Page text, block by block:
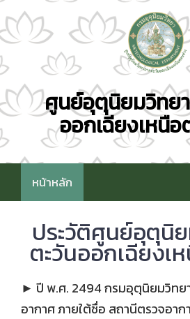
ศูนย์อุตุนิยมวิทย
ออกเฉียงเหนื
หน้าหลัก
ประวัติศูนย์อุตุนิ
ตะวันออกเฉียงเ
► ปี พ.ศ. 2494 กรมอุตุนิยมวิทย
อากาศ ภายใต้ชื่อ สถานีตรวจอา